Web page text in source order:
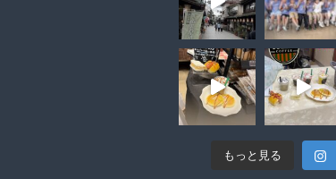
もっと見る